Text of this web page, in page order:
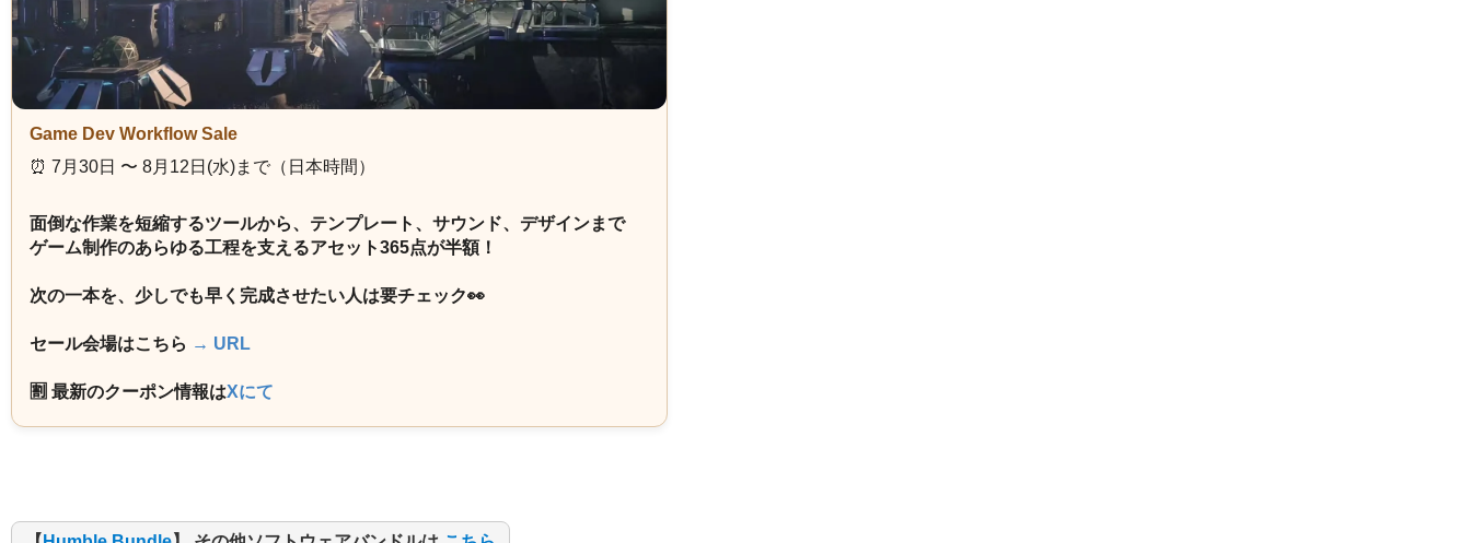
Game Dev Workflow Sale
⏰️ 7月30日 〜 8月12日(水)まで（日本時間）
面倒な作業を短縮するツールから、テンプレート、サウンド、デザインまで
ゲーム制作のあらゆる工程を支えるアセット365点が半額！
次の一本を、少しでも早く完成させたい人は要チェック👀
セール会場はこちら → URL
🈹 最新のクーポン情報はXにて